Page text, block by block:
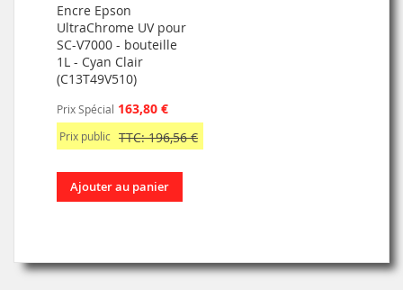
Encre Epson
UltraChrome UV pour
SC-V7000 - bouteille
1L - Cyan Clair
(C13T49V510)
Prix Spécial 163,80 €
Prix public TTC: 196,56 €
Ajouter au panier